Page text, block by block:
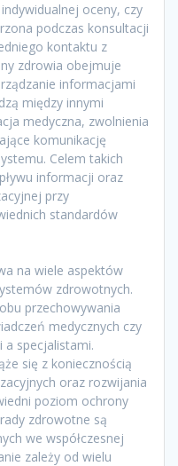
oceny, czy
podczas konsultacji
kontaktu z
zdrowia obejmuje
informacjami
między innymi
medyczna, zwolnienia
komunikację
Celem takich
informacji oraz
przy
standardów
na wiele aspektów
zdrowotnych.
przechowywania
medycznych czy
a specjalistami.
się z koniecznością
oraz rozwijania
poziom ochrony
zdrowotne są
we współczesnej
zależy od wielu